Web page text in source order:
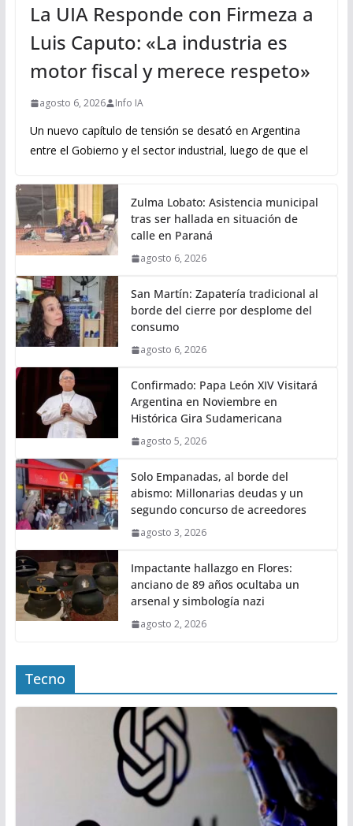
La UIA Responde con Firmeza a
Luis Caputo: «La industria es
motor fiscal y merece respeto»
agosto 6, 2026 Info IA
Un nuevo capítulo de tensión se desató en Argentina
entre el Gobierno y el sector industrial, luego de que el
Zulma Lobato: Asistencia municipal
tras ser hallada en situación de
calle en Paraná
agosto 6, 2026
San Martín: Zapatería tradicional al
borde del cierre por desplome del
consumo
agosto 6, 2026
Confirmado: Papa León XIV Visitará
Argentina en Noviembre en
Histórica Gira Sudamericana
agosto 5, 2026
Solo Empanadas, al borde del
abismo: Millonarias deudas y un
segundo concurso de acreedores
agosto 3, 2026
Impactante hallazgo en Flores:
anciano de 89 años ocultaba un
arsenal y simbología nazi
agosto 2, 2026
Tecno